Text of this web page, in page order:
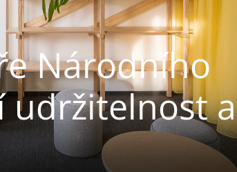
Národního
udržitelnost a